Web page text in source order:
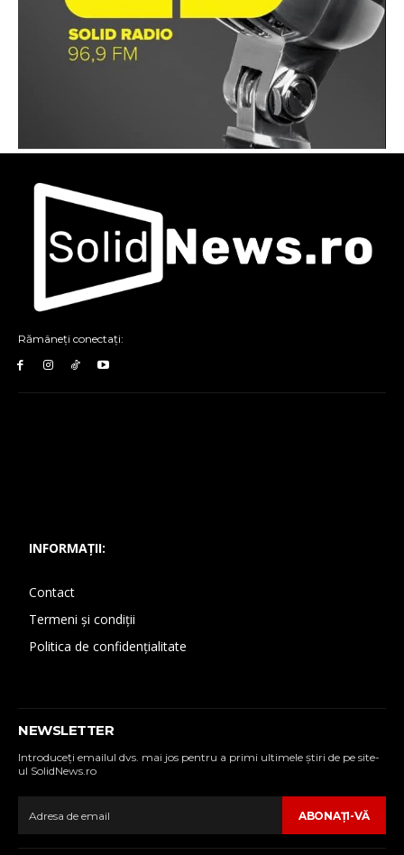
Rămâneți conectați:
INFORMAȚII:
Contact
Termeni și condiții
Politica de confidențialitate
NEWSLETTER
Introduceţi emailul dvs. mai jos pentru a primi ultimele ştiri de pe site-
ul SolidNews.ro
ABONAŢI-VĂ